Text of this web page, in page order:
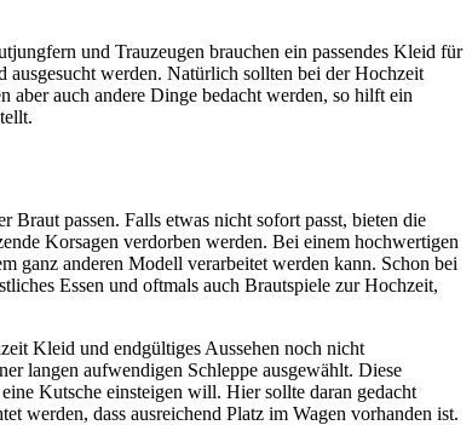
und Trauzeugen brauchen ein passendes Kleid für
werden. Natürlich sollten bei der Hochzeit
auch andere Dinge bedacht werden, so hilft ein
passen. Falls etwas nicht sofort passt, bieten die
Korsagen verdorben werden. Bei einem hochwertigen
ganz anderen Modell verarbeitet werden kann. Schon bei
Essen und oftmals auch Brautspiele zur Hochzeit,
Kleid und endgültiges Aussehen noch nicht
langen aufwendigen Schleppe ausgewählt. Diese
Kutsche einsteigen will. Hier sollte daran gedacht
werden, dass ausreichend Platz im Wagen vorhanden ist.